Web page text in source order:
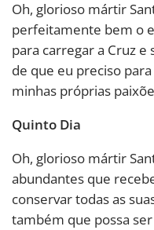
Oh, glorioso mártir
perfeitamente bem o
para carregar a Cruz e
de que eu preciso
minhas próprias
Quinto Dia
Oh, glorioso mártir
abundantes que
conservar todas as
também que possa